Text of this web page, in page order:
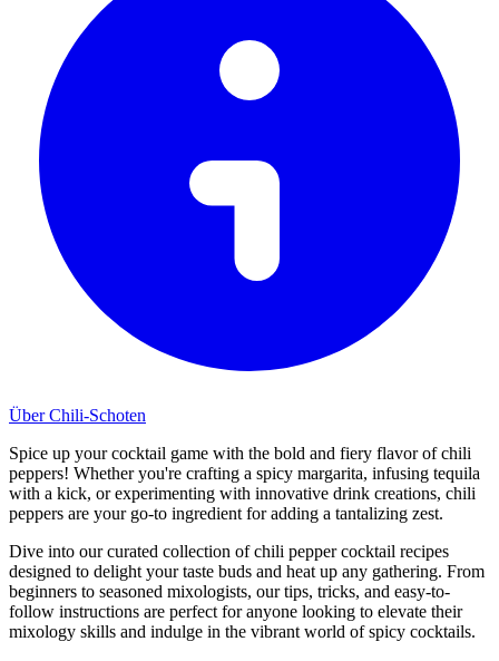
Über Chili-Schoten
Spice up your cocktail game with the bold and fiery flavor of chili
peppers! Whether you're crafting a spicy margarita, infusing tequila
with a kick, or experimenting with innovative drink creations, chili
peppers are your go-to ingredient for adding a tantalizing zest.
Dive into our curated collection of chili pepper cocktail recipes
designed to delight your taste buds and heat up any gathering. From
beginners to seasoned mixologists, our tips, tricks, and easy-to-
follow instructions are perfect for anyone looking to elevate their
mixology skills and indulge in the vibrant world of spicy cocktails.